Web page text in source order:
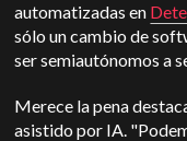
automatizadas en
sólo un cambio de
ser semiautónomos a
Merece la pena
asistido por IA.